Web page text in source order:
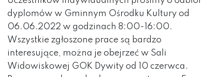
dyplomów w Gminnym Ośrodku Kultury od
06.06.2022 w godzinach 8:00-16:00.
Wszystkie zgłoszone prace są bardzo
interesujące, można je obejrzeć w Sali
Widowiskowej GOK Dywity od 10 czerwca.